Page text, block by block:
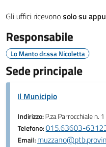
Gli uffici ricevonosolo su
Responsabile
Lo Manto dr.ssa Nicoletta
Sede principale
Il Municipio
Indirizzo:P.za Parrocchiale n. 1
Telefono:015.63603-
Email: